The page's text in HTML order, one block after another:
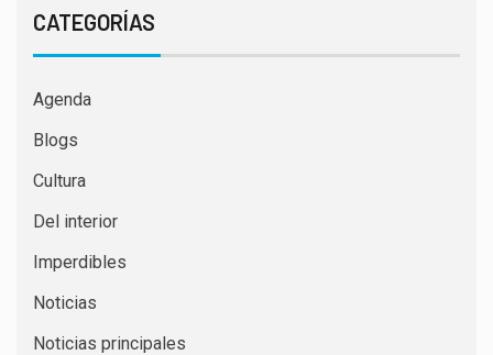
CATEGORÍAS
Agenda
Blogs
Cultura
Del interior
Imperdibles
Noticias
Noticias principales